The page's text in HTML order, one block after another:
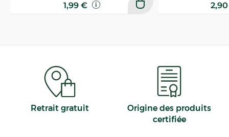
1,99 €
Retrait gratuit
Origine des produits
certifiée